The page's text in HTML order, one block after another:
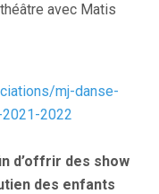
avec Matis
mj-danse-
2022
d’offrir des show
des enfants